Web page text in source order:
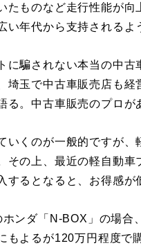
たものなど走行性能が
い年代から支持されるよ
騙されない本当の中古
埼玉で中古車販売店も
る。中古車販売のプロ
いくのが一般的ですが
その上、最近の軽自動
するとなると、お得感が
ンダ「N-BOX」の場合
もよるが120万円程度で